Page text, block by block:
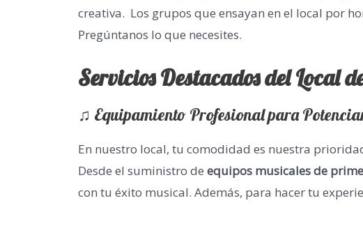
creativa. Los grupos que ensayan en el local por
Pregúntanos lo que necesites.
Servicios Destacados del Local
♫ Equipamiento Profesional para
En nuestro local, tu comodidad es nuestra
Desde el suministro de equipos musicales de
con tu éxito musical. Además, para hacer tu